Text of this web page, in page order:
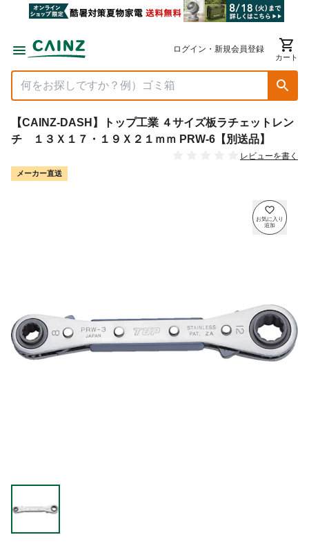
ログイン・新規会員登録
カート
【CAINZ-DASH】トップ工業 ４サイズ板ラチェットレン
チ １３Ｘ１７・１９Ｘ２１ｍｍ PRW-6【別送品】
レビューを書く
メーカー直送